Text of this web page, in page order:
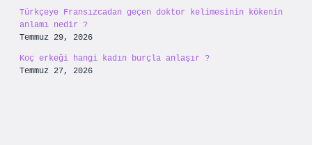
Türkçeye Fransızcadan geçen doktor kelimesinin kökenin
anlamı nedir ?
Temmuz 29, 2026
Koç erkeği hangi kadın burçla anlaşır ?
Temmuz 27, 2026